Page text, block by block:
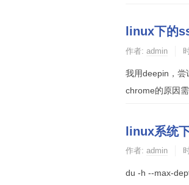
linux下的
作者: admin
我用deepin，尝
chrome的原因
linux系统
作者: admin
du -h --max-